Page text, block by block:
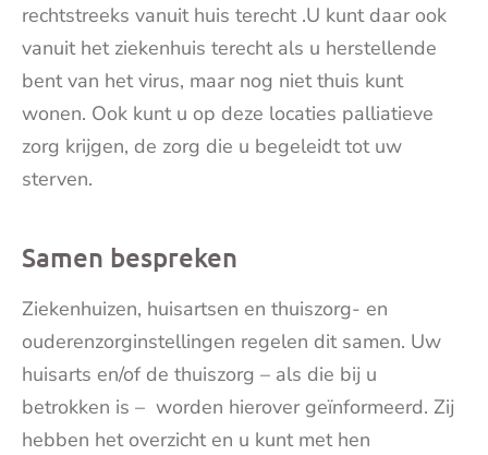
rechtstreeks vanuit huis terecht .U kunt daar ook
vanuit het ziekenhuis terecht als u herstellende
bent van het virus, maar nog niet thuis kunt
wonen. Ook kunt u op deze locaties palliatieve
zorg krijgen, de zorg die u begeleidt tot uw
sterven.
Samen bespreken
Ziekenhuizen, huisartsen en thuiszorg- en
ouderenzorginstellingen regelen dit samen. Uw
huisarts en/of de thuiszorg – als die bij u
betrokken is – worden hierover geïnformeerd. Zij
hebben het overzicht en u kunt met hen